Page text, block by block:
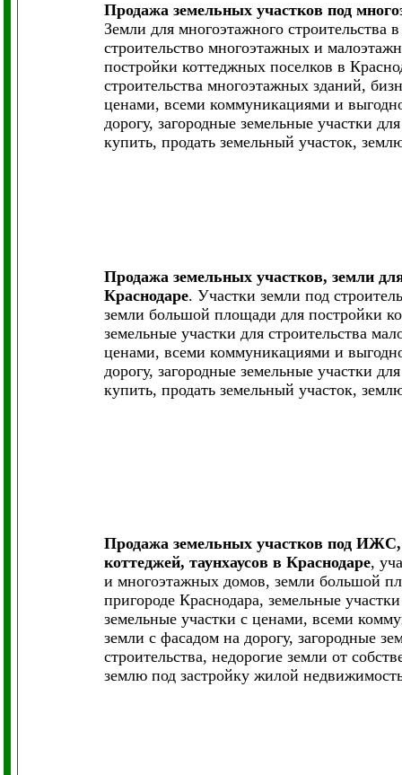
Продажа земельных участков под
Земли для многоэтажного строительства
строительство многоэтажных и
постройки коттеджных поселков в
строительства многоэтажных зданий,
ценами, всеми коммуникациями и
дорогу, загородные земельные участки
купить, продать земельный участок,
Продажа земельных участков, земли
Краснодаре. Участки земли под
земли большой площади для постройки
земельные участки для строительства
ценами, всеми коммуникациями и
дорогу, загородные земельные участки
купить, продать земельный участок,
Продажа земельных участков под ИЖС,
коттеджей, таунхаусов в Краснодаре,
и многоэтажных домов, земли большой
пригороде Краснодара, земельные
земельные участки с ценами, всеми
земли с фасадом на дорогу, загородные
строительства, недорогие земли от
землю под застройку жилой